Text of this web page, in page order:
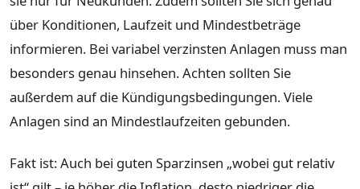
über Konditionen, Laufzeit und Mindestbeträge
informieren. Bei variabel verzinsten Anlagen muss man
besonders genau hinsehen. Achten sollten Sie
außerdem auf die Kündigungsbedingungen. Viele
Anlagen sind an Mindestlaufzeiten gebunden.
Fakt ist: Auch bei guten Sparzinsen „wobei gut relativ